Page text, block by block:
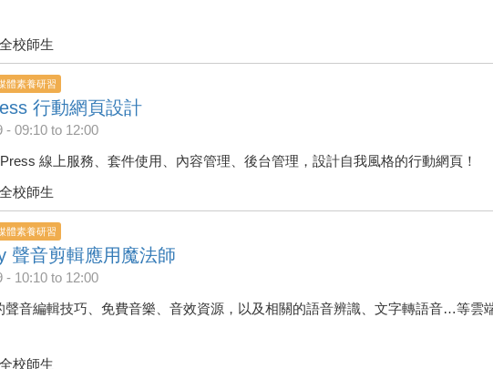
校師生
體素養研習
行動網頁設計
- 09:10 to 12:00
線上服務、套件使用、內容管理、後台管理，設計自我風格的行動網頁！
校師生
體素養研習
聲音剪輯應用魔法師
- 10:10 to 12:00
聲音編輯技巧、免費音樂、音效資源，以及相關的語音辨識、文字轉語音…等雲
校師生